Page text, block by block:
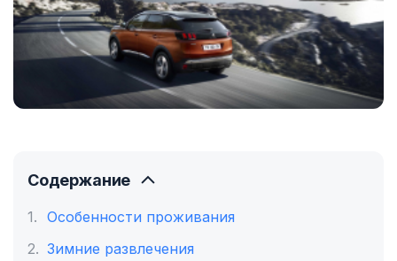
Содержание
Особенности проживания
Зимние развлечения